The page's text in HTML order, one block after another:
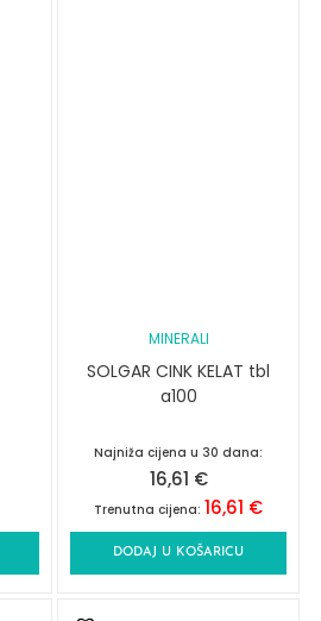
MINERALI
SOLGAR CINK KELAT tbl
a100
Najniža cijena u 30 dana:
16,61 €
Trenutna cijena: 16,61 €
DODAJ U KOŠARICU